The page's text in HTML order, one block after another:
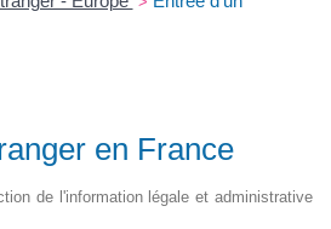
en France
de l'information légale et administrative